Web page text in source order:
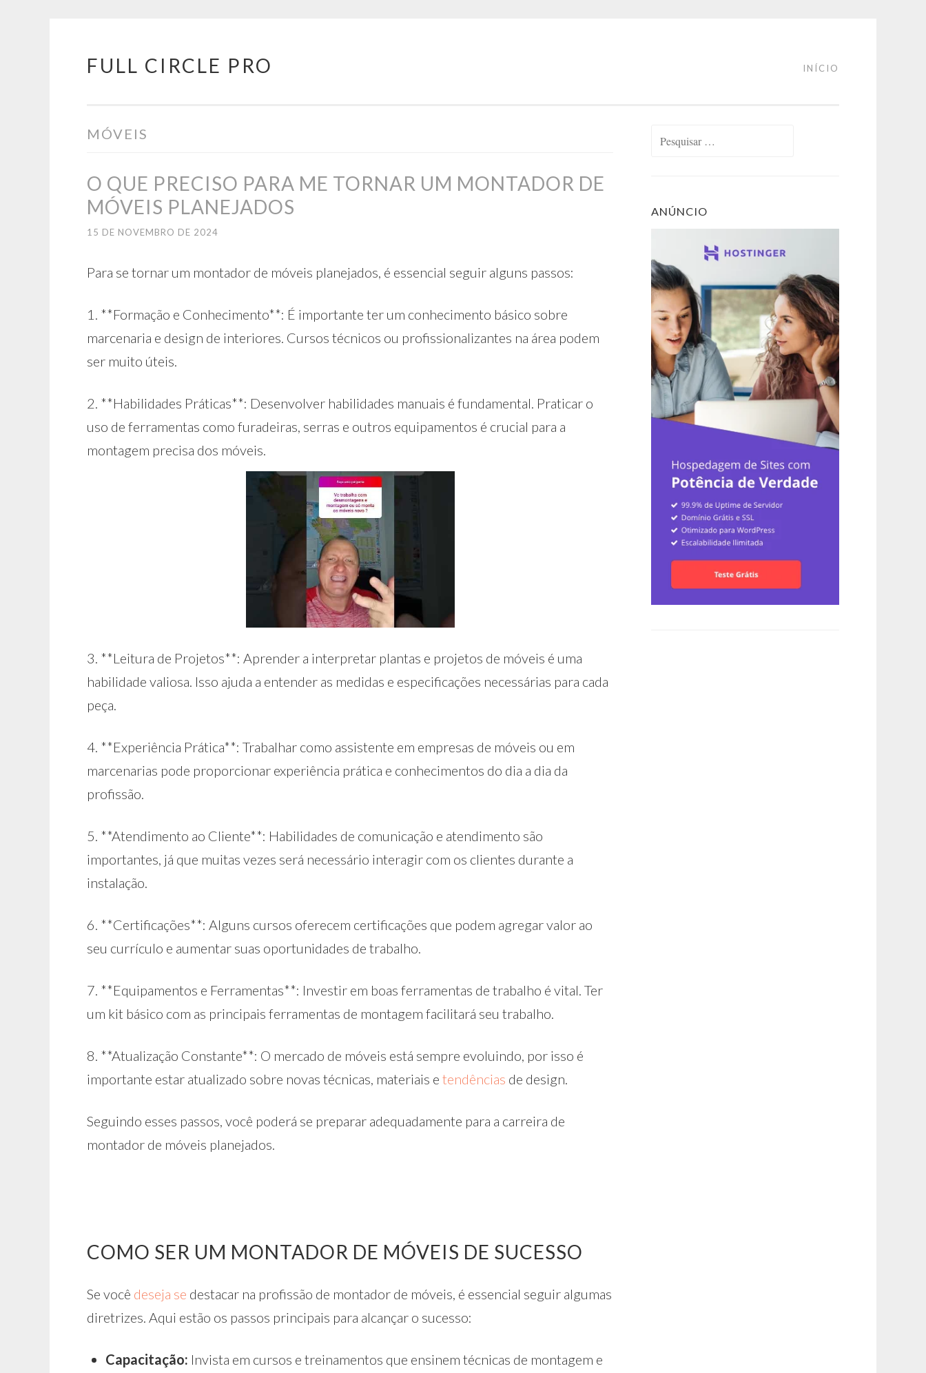
Pular
FULL CIRCLE PRO INÍCIO
MÓVEIS
O QUE PRECISO PARA ME TORNAR UM MONTADOR DE
MÓVEIS PLANEJADOS
15 DE NOVEMBRO DE 2024
Para se tornar um montador de móveis planejados, é essencial seguir alguns passos:
1. **Formação e Conhecimento**: É importante ter um conhecimento básico sobre
marcenaria e design de interiores. Cursos técnicos ou profissionalizantes na área podem
ser muito úteis.
2. **Habilidades Práticas**: Desenvolver habilidades manuais é fundamental. Praticar o
uso de ferramentas como furadeiras, serras e outros equipamentos é crucial para a
montagem precisa dos móveis.
3. **Leitura de Projetos**: Aprender a interpretar plantas e projetos de móveis é uma
habilidade valiosa. Isso ajuda a entender as medidas e especificações necessárias para cada
peça.
4. **Experiência Prática**: Trabalhar como assistente em empresas de móveis ou em
marcenarias pode proporcionar experiência prática e conhecimentos do dia a dia da
profissão.
5. **Atendimento ao Cliente**: Habilidades de comunicação e atendimento são
importantes, já que muitas vezes será necessário interagir com os clientes durante a
instalação.
6. **Certificações**: Alguns cursos oferecem certificações que podem agregar valor ao
seu currículo e aumentar suas oportunidades de trabalho.
7. **Equipamentos e Ferramentas**: Investir em boas ferramentas de trabalho é vital. Ter
um kit básico com as principais ferramentas de montagem facilitará seu trabalho.
8. **Atualização Constante**: O mercado de móveis está sempre evoluindo, por isso é
importante estar atualizado sobre novas técnicas, materiais e tendências de design.
Seguindo esses passos, você poderá se preparar adequadamente para a carreira de
montador de móveis planejados.
COMO SER UM MONTADOR DE MÓVEIS DE SUCESSO
Se você deseja se destacar na profissão de montador de móveis, é essencial seguir algumas
diretrizes. Aqui estão os passos principais para alcançar o sucesso:
Capacitação: Invista em cursos e treinamentos que ensinem técnicas de montagem e
ANÚNCIO